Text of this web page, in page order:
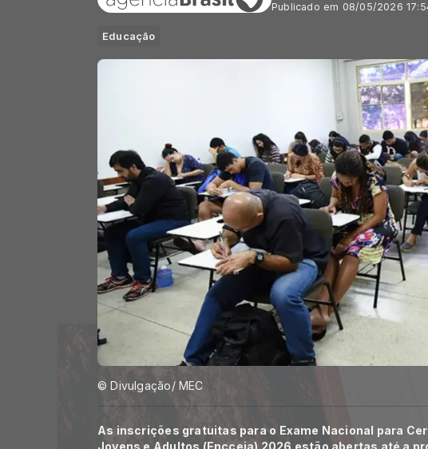
Publicado em 08/05/2026
Educação
© Divulgação/ MEC
As inscrições gratuitas para o Exame Nacional para
Jovens e Adultos (Encceja) 2026 estão abertas até a